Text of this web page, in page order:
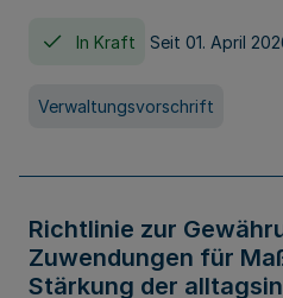
In Kraft Seit 01. April
Verwaltungsvorschrift
Richtlinie zur
Zuwendungen für
Stärkung der